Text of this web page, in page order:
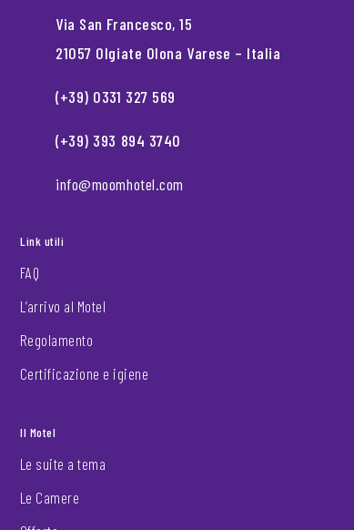
Via San Francesco, 15
21057 Olgiate Olona Varese – Italia
(+39) 0331 327 569
(+39) 393 894 3740
info@moomhotel.com
Link utili
FAQ
L’arrivo al Motel
Regolamento
Certificazione e igiene
Il Motel
Le suite a tema
Le Camere